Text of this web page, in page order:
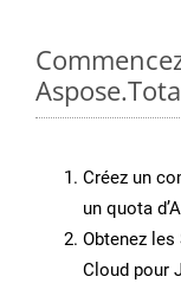
Créez un
un quota
Obtenez
Cloud pour